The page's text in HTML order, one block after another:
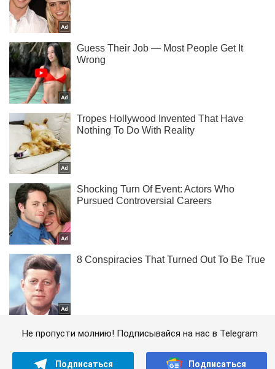
Не пропусти молнию! Подписывайся на нас в Telegram
Подписаться Подписаться